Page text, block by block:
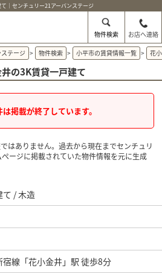
｜センチュリー21アーバンステージ
物件検索 お店へ連絡
テージ > 物件検索 > 小平市の賃貸情報一覧 > 花
の3K賃貸一戸建て
掲載が終了しています。
はありません。過去から現在までセンチュリ
ージに掲載されていた物件情報を元に生成
て / 木造
宿線「花小金井」駅 徒歩8分